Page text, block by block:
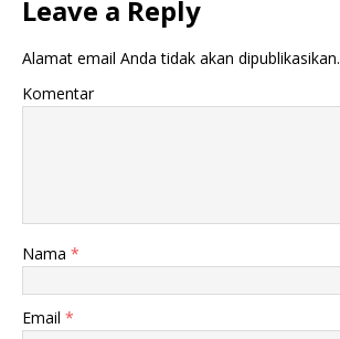
i
j
n
d
l
a
u
a
d
e
e
a
)
Leave a Reply
Alamat email Anda tidak akan dipublikasikan.
Komentar
Nama *
Email *